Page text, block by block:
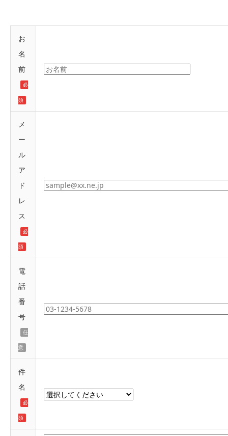
お
名
前
必
須
メ
ー
ル
ア
ド
レ
ス
必
須
電
話
番
号
任
意
件
名
必
須